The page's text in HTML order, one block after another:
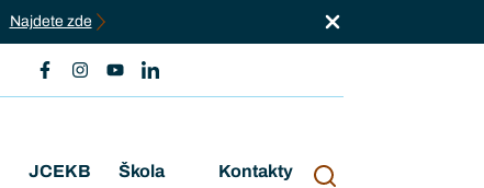
Najdete zde
JCEKB Škola Kontakty